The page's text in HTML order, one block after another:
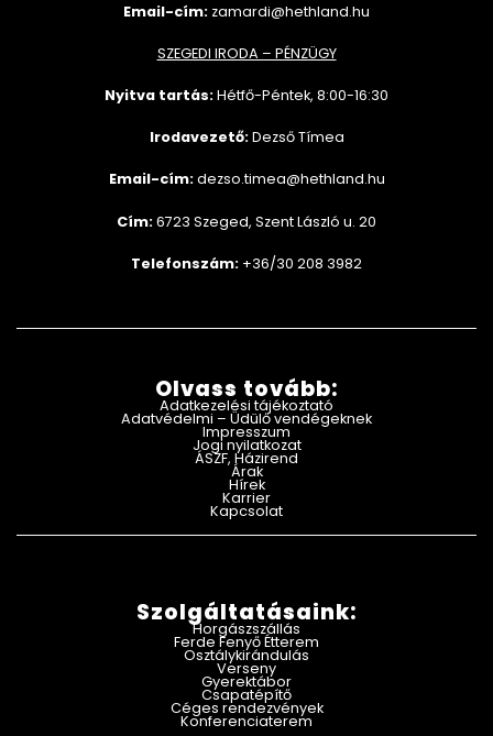
Email-cím: zamardi@hethland.hu
SZEGEDI IRODA – PÉNZÜGY
Nyitva tartás:Hétfő-Péntek, 8:00-16:30
Irodavezető:Dezső Tímea
Email-cím: dezso.timea@hethland.hu
Cím:6723 Szeged, Szent László u. 20
Telefonszám: +36/30 208 3982
Olvass tovább:
Adatkezelési tájékoztató
Adatvédelmi – Üdülő vendégeknek
Impresszum
Jogi nyilatkozat
ÁSZF, Házirend
Árak
Hírek
Karrier
Kapcsolat
Szolgáltatásaink:
Horgászszállás
Ferde Fenyő Étterem
Osztálykirándulás
Verseny
Gyerektábor
Csapatépítő
Céges rendezvények
Konferenciaterem